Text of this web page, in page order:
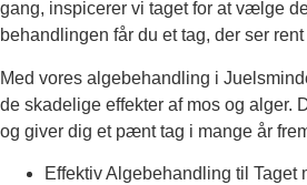
gang, inspicerer vi taget for at vælge
behandlingen får du et tag, der ser
Med vores algebehandling i
de skadelige effekter af mos og alger.
og giver dig et pænt tag i mange år
Effektiv Algebehandling til Taget